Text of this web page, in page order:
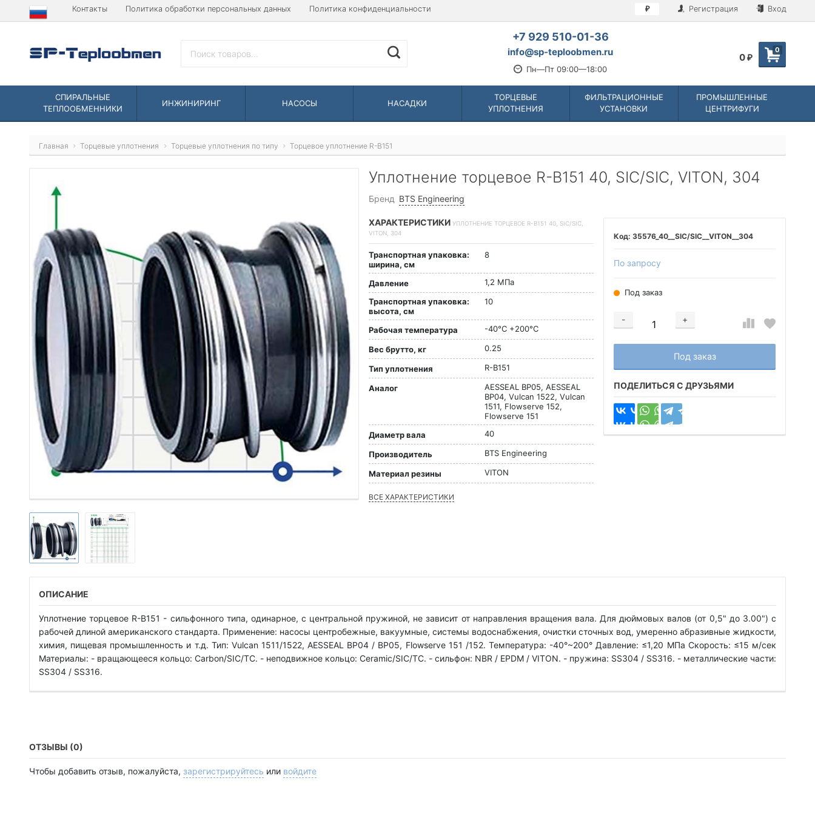
Контакты Политика обработки персональных данных Политика конфиденциальности ₽ Регистрация Вход
+7 929 510-01-36
info@sp-teploobmen.ru
Пн—Пт 09:00—18:00
0
0 ₽
СПИРАЛЬНЫЕ
ТЕПЛООБМЕННИКИ
ИНЖИНИРИНГ НАСОСЫ НАСАДКИ
ТОРЦЕВЫЕ
УПЛОТНЕНИЯ
ФИЛЬТРАЦИОННЫЕ
УСТАНОВКИ
ПРОМЫШЛЕННЫЕ
ЦЕНТРИФУГИ
Главная Торцевые уплотнения Торцевые уплотнения по типу Торцевое уплотнение R-B151
Уплотнение торцевое R-B151 40, SIC/SIC, VITON, 304
Бренд BTS Engineering
35576_40__SIC/SIC__VITON__304
По запросу
Под заказ
-
+
Добавляется...
Под заказ
Добавлен
ПОДЕЛИТЬСЯ С ДРУЗЬЯМИ
ХАРАКТЕРИСТИКИ УПЛОТНЕНИЕ ТОРЦЕВОЕ R-B151 40, SIC/SIC,
VITON, 304
Транспортная упаковка:
ширина, см
8
Давление
1,2 МПа
Транспортная упаковка:
высота, см
10
Рабочая температура -40°C +200°C
Вес брутто, кг 0.25
Тип уплотнения R-B151
Аналог
AESSEAL BP05, AESSEAL
BP04, Vulcan 1522, Vulcan
1511, Flowserve 152,
Flowserve 151
Диаметр вала
40
Производитель BTS Engineering
Материал резины VITON
ВСЕ ХАРАКТЕРИСТИКИ
ОПИСАНИЕ
Уплотнение торцевое R-B151 - сильфонного типа, одинарное, с центральной пружиной, не зависит от направления вращения вала. Для дюймовых валов (от 0,5" до 3.00") с
рабочей длиной американского стандарта. Применение: насосы центробежные, вакуумные, системы водоснабжения, очистки сточных вод, умеренно абразивные жидкости,
химия, пищевая промышленность и т.д. Тип: Vulcan 1511/1522, AESSEAL BP04 / BP05, Flowserve 151 /152. Температура: -40°~200° Давление: ≤1,20 МПа Скорость: ≤15 м/сек
Материалы: - вращающееся кольцо: Carbon/SIC/TC. - неподвижное кольцо: Ceramic/SIC/TC. - сильфон: NBR / EPDM / VITON. - пружина: SS304 / SS316. - металлические части:
SS304 / SS316.
ОТЗЫВЫ (0)
Чтобы добавить отзыв, пожалуйста, зарегистрируйтесь или войдите